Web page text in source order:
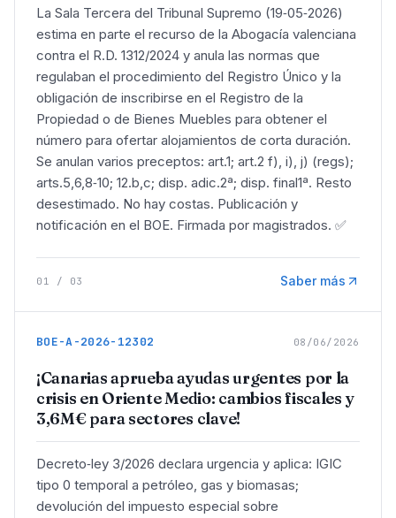
La Sala Tercera del Tribunal Supremo (19‑05‑2026)
estima en parte el recurso de la Abogacía valenciana
contra el R.D. 1312/2024 y anula las normas que
regulaban el procedimiento del Registro Único y la
obligación de inscribirse en el Registro de la
Propiedad o de Bienes Muebles para obtener el
número para ofertar alojamientos de corta duración.
Se anulan varios preceptos: art.1; art.2 f), i), j) (regs);
arts.5,6,8‑10; 12.b,c; disp. adic.2ª; disp. final1ª. Resto
desestimado. No hay costas. Publicación y
notificación en el BOE. Firmada por magistrados. ✅
01 / 03 Saber más
BOE-A-2026-12302 08/06/2026
¡Canarias aprueba ayudas urgentes por la
crisis en Oriente Medio: cambios fiscales y
3,6M€ para sectores clave!
Decreto‑ley 3/2026 declara urgencia y aplica: IGIC
tipo 0 temporal a petróleo, gas y biomasas;
devolución del impuesto especial sobre